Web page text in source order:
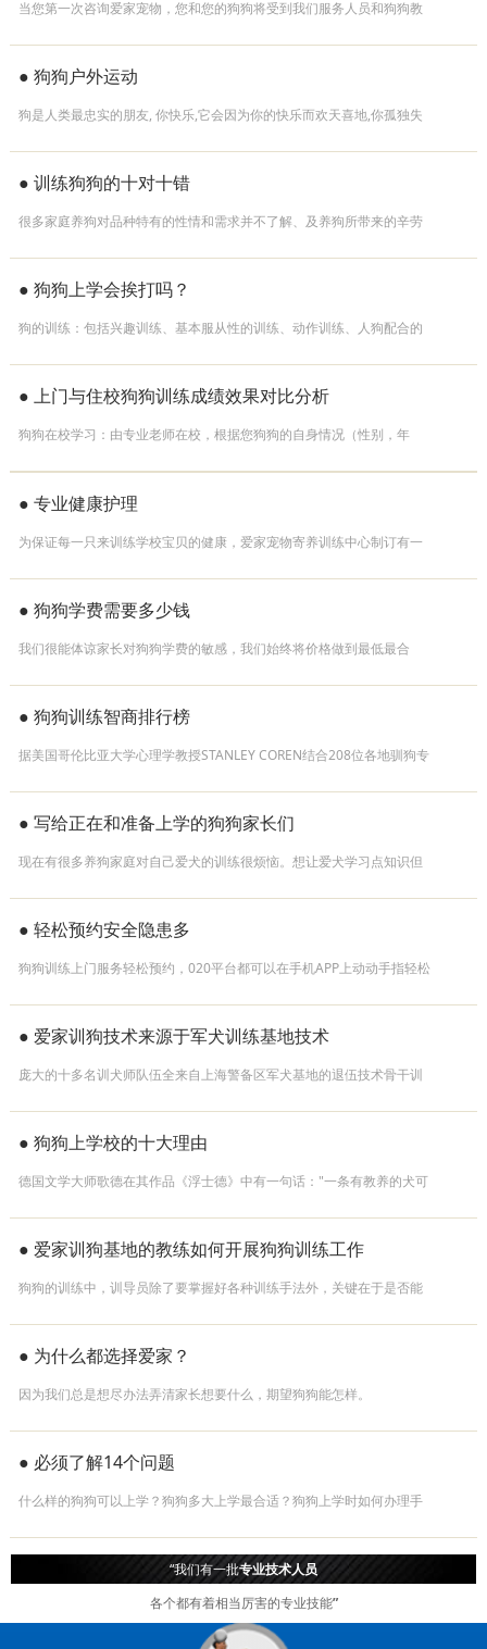
当您第一次咨询爱家宠物，您和您的狗狗将受到我们服务人员和狗狗教
● 狗狗户外运动
狗是人类最忠实的朋友, 你快乐,它会因为你的快乐而欢天喜地,你孤独失
● 训练狗狗的十对十错
很多家庭养狗对品种特有的性情和需求并不了解、及养狗所带来的辛劳
失望困惑。
● 狗狗上学会挨打吗？
狗的训练：包括兴趣训练、基本服从性的训练、动作训练、人狗配合的
统培训课程，
● 上门与住校狗狗训练成绩效果对比分析
狗狗在校学习：由专业老师在校，根据您狗狗的自身情况（性别，年
校系统完成全部课程。
● 专业健康护理
为保证每一只来训练学校宝贝的健康，爱家宠物寄养训练中心制订有一
● 狗狗学费需要多少钱
我们很能体谅家长对狗狗学费的敏感，我们始终将价格做到最低最合
● 狗狗训练智商排行榜
据美国哥伦比亚大学心理学教授STANLEY COREN结合208位各地驯狗专
犬种进行深入访谈观察
● 写给正在和准备上学的狗狗家长们
现在有很多养狗家庭对自己爱犬的训练很烦恼。想让爱犬学习点知识但
● 轻松预约安全隐患多
狗狗训练上门服务轻松预约，020平台都可以在手机APP上动动手指轻松
● 爱家训狗技术来源于军犬训练基地技术
庞大的十多名训犬师队伍全来自上海警备区军犬基地的退伍技术骨干训
次获得“训犬标兵”荣誉称号。
● 狗狗上学校的十大理由
德国文学大师歌德在其作品《浮士德》中有一句话："一条有教养的犬可
● 爱家训狗基地的教练如何开展狗狗训练工作
狗狗的训练中，训导员除了要掌握好各种训练手法外，关键在于是否能
● 为什么都选择爱家？
因为我们总是想尽办法弄清家长想要什么，期望狗狗能怎样。
● 必须了解14个问题
什么样的狗狗可以上学？狗狗多大上学最合适？狗狗上学时如何办理手
“我们有一批专业技术人员
各个都有着相当厉害的专业技能”